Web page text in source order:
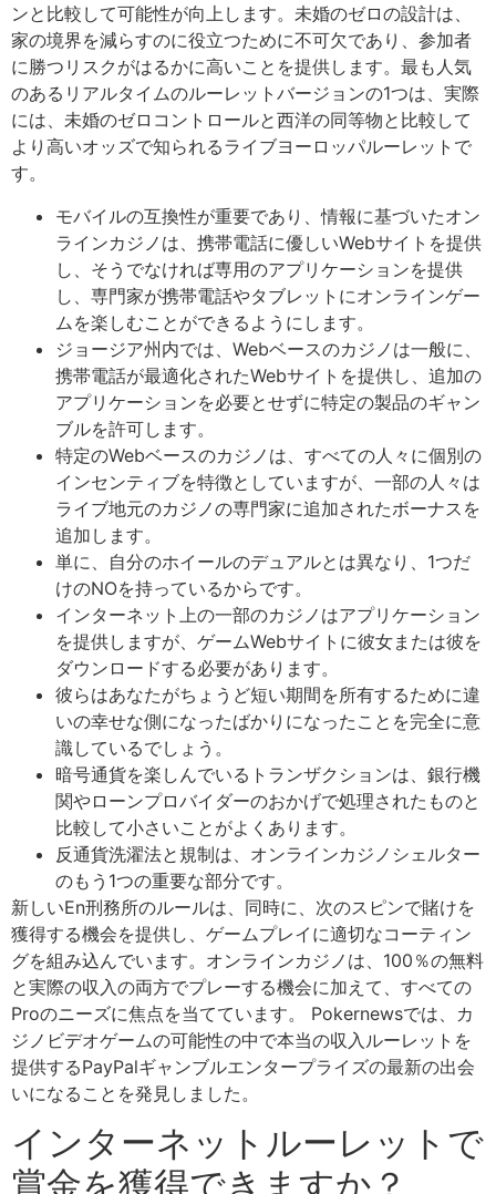
ンと比較して可能性が向上します。未婚のゼロの設計は、
家の境界を減らすのに役立つために不可欠であり、参加者
に勝つリスクがはるかに高いことを提供します。最も人気
のあるリアルタイムのルーレットバージョンの1つは、実際
には、未婚のゼロコントロールと西洋の同等物と比較して
より高いオッズで知られるライブヨーロッパルーレットで
す。
モバイルの互換性が重要であり、情報に基づいたオン
ラインカジノは、携帯電話に優しいWebサイトを提供
し、そうでなければ専用のアプリケーションを提供
し、専門家が携帯電話やタブレットにオンラインゲー
ムを楽しむことができるようにします。
ジョージア州内では、Webベースのカジノは一般に、
携帯電話が最適化されたWebサイトを提供し、追加の
アプリケーションを必要とせずに特定の製品のギャン
ブルを許可します。
特定のWebベースのカジノは、すべての人々に個別の
インセンティブを特徴としていますが、一部の人々は
ライブ地元のカジノの専門家に追加されたボーナスを
追加します。
単に、自分のホイールのデュアルとは異なり、1つだ
けのNOを持っているからです。
インターネット上の一部のカジノはアプリケーション
を提供しますが、ゲームWebサイトに彼女または彼を
ダウンロードする必要があります。
彼らはあなたがちょうど短い期間を所有するために違
いの幸せな側になったばかりになったことを完全に意
識しているでしょう。
暗号通貨を楽しんでいるトランザクションは、銀行機
関やローンプロバイダーのおかげで処理されたものと
比較して小さいことがよくあります。
反通貨洗濯法と規制は、オンラインカジノシェルター
のもう1つの重要な部分です。
新しいEn刑務所のルールは、同時に、次のスピンで賭けを
獲得する機会を提供し、ゲームプレイに適切なコーティン
グを組み込んでいます。オンラインカジノは、100％の無料
と実際の収入の両方でプレーする機会に加えて、すべての
Proのニーズに焦点を当てています。 Pokernewsでは、カ
ジノビデオゲームの可能性の中で本当の収入ルーレットを
提供するPayPalギャンブルエンタープライズの最新の出会
いになることを発見しました。
インターネットルーレットで
賞金を獲得できますか？